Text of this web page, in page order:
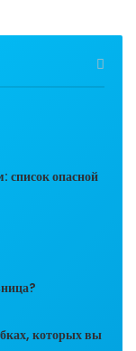
список опасной
которых вы